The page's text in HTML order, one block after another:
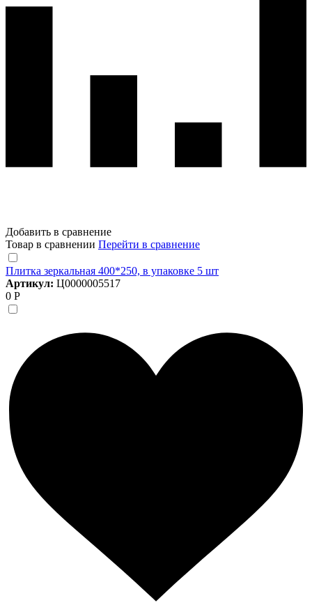
Добавить в сравнение
Товар в сравнении Перейти в сравнение
Плитка зеркальная 400*250, в упаковке 5 шт
Артикул: Ц0000005517
0 Р